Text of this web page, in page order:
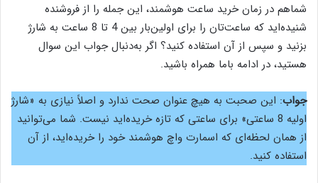
شماهم در زمان خرید ساعت هوشمند، این جمله را از فروشنده
شنیده‌اید که ساعت‌تان را برای اولین‌بار بین 4 تا 8 ساعت به شارژ
بزنید و سپس از آن استفاده کنید؟ اگر به‌دنبال جواب این سوال
هستید، در ادامه باما همراه باشید.
جواب: این صحبت به هیچ عنوان صحت ندارد و اصلاً نیازی به «شارژ
اولیه 8 ساعتی» برای ساعتی که تازه خریده‌اید نیست. شما می‌توانید
از همان لحظه‌ای که اسمارت واچ هوشمند خود را خریده‌اید، از آن
استفاده کنید.